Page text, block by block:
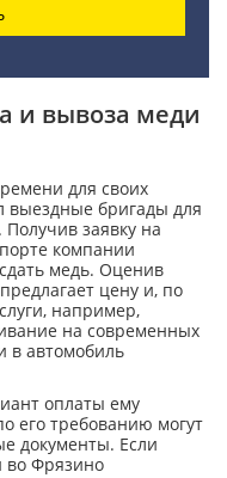
и вывоза меди
для своих
выездные бригады для
заявку на
компании
медь. Оценив
цену и, по
например,
на современных
в автомобиль
оплаты ему
его требованию могут
документы. Если
во Фрязино